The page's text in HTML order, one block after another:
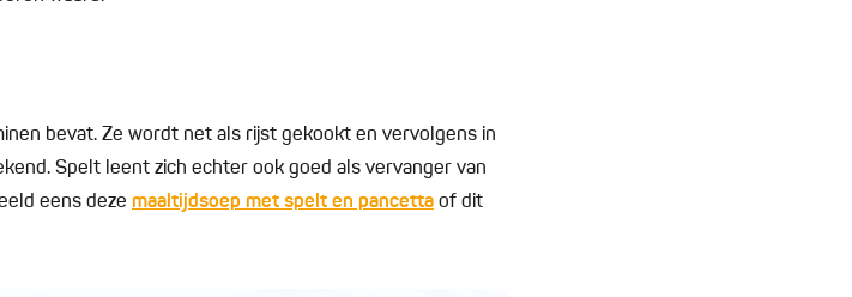
bevat. Ze wordt net als rijst gekookt en vervolgens in
Spelt leent zich echter ook goed als vervanger van
eens deze maaltijdsoep met spelt en pancetta of dit